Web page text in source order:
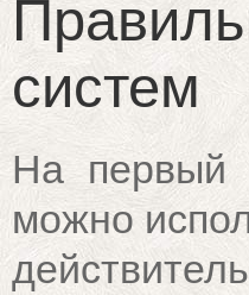
систем
На первый
можно